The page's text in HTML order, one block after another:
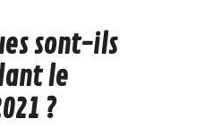
sont-ils
le
?